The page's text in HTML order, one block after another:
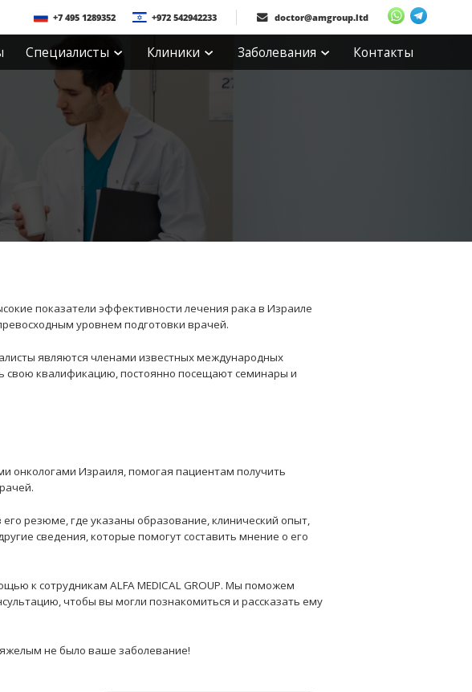
+7 495 1289352 +972 542942233 doctor@amgroup.ltd
Специалисты Клиники Заболевания Контакты
показатели эффективности лечения рака в Израиле
уровнем подготовки врачей.
являются членами известных международных
свою квалификацию, постоянно посещают семинары и
онкологами Израиля, помогая пациентам получить
резюме, где указаны образование, клинический опыт,
сведения, которые помогут составить мнение о его
к сотрудникам ALFA MEDICAL GROUP. Мы поможем
чтобы вы могли познакомиться и рассказать ему
не было ваше заболевание!